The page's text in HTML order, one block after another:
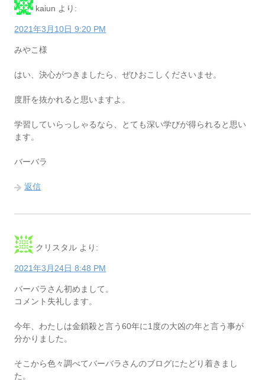
kaiun より:
2021年3月10日 9:20 PM
みやこ様
はい、決心がつきましたら、ぜひおこしくださいませ。
度肝を抜かれると思いますよ。
学習していらっしゃるなら、とても深い学びが得られると思い
ます。
バーバラ
返信
クリスタル より:
2021年3月24日 8:48 PM
バーバラさん初めまして。
コメント失礼します。
今年、わたしは金鎖殺と言う60年に1度の大凶の年と言う事が
分かりました。
そこから色々調べてバーバラさんのブログにたどり着きまし
た。